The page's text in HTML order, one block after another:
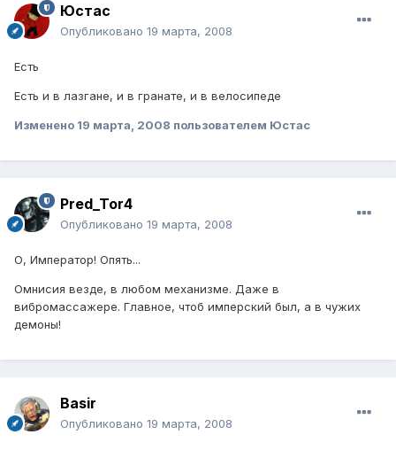
Юстаc
Опубликовано 19 марта, 2008
Есть
Есть и в лазгане, и в гранате, и в велосипеде
Изменено 19 марта, 2008 пользователем Юстас
Pred_Tor4
Опубликовано 19 марта, 2008
О, Император! Опять...
Омнисия везде, в любом механизме. Даже в
вибромассажере. Главное, чтоб имперский был, а в чужих
демоны!
Basir
Опубликовано 19 марта, 2008